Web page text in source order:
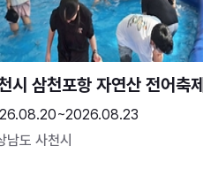
시 삼천포항 자연산 전어축제
남도 사천시